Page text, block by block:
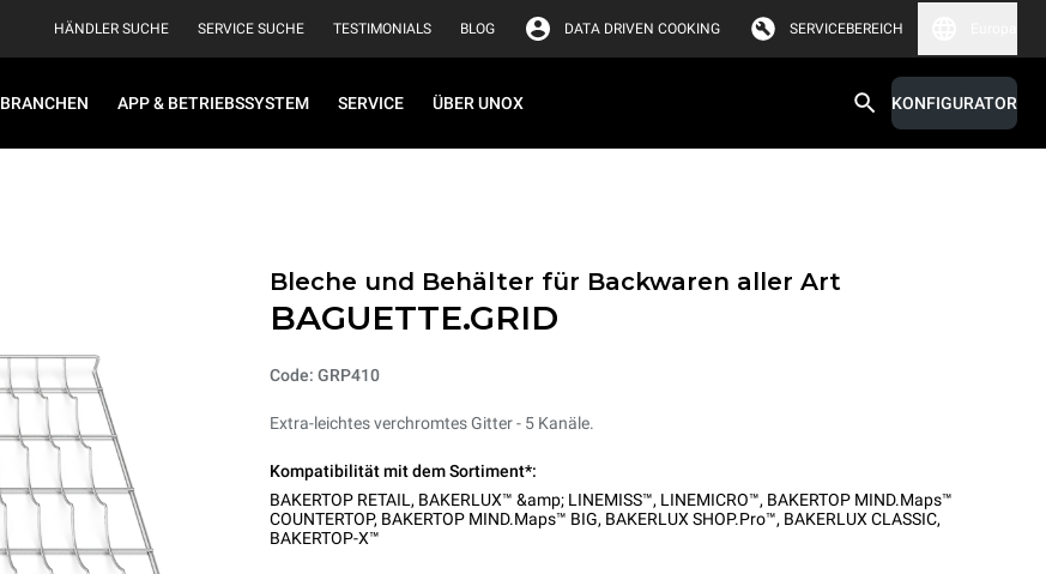
HÄNDLER SUCHE SERVICE SUCHE TESTIMONIALS BLOG DATA DRIVEN COOKING SERVICEBEREICH
BRANCHEN APP & BETRIEBSSYSTEM SERVICE ÜBER UNOX KONFIGURATOR
Bleche und Behälter für Backwaren aller Art
BAGUETTE.GRID
Code: GRP410
Extra-leichtes verchromtes Gitter - 5 Kanäle.
Kompatibilität mit dem Sortiment*:
BAKERTOP RETAIL , BAKERLUX™ &amp; LINEMISS™, LINEMICRO™, BAKERTOP MIND.Maps™
COUNTERTOP, BAKERTOP MIND.Maps™ BIG, BAKERLUX SHOP.Pro™, BAKERLUX CLASSIC,
BAKERTOP-X™